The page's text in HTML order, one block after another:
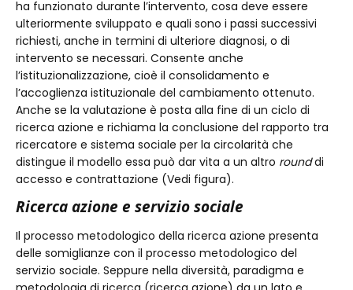
ha funzionato durante l’intervento, cosa deve essere
ulteriormente sviluppato e quali sono i passi successivi
richiesti, anche in termini di ulteriore diagnosi, o di
intervento se necessari. Consente anche
l’istituzionalizzazione, cioè il consolidamento e
l’accoglienza istituzionale del cambiamento ottenuto.
Anche se la valutazione è posta alla fine di un ciclo di
ricerca azione e richiama la conclusione del rapporto tra
ricercatore e sistema sociale per la circolarità che
distingue il modello essa può dar vita a un altro rounddi
accesso e contrattazione (Vedi figura).
Ricerca azione e servizio sociale
Il processo metodologico della ricerca azione presenta
delle somiglianze con il processo metodologico del
servizio sociale. Seppure nella diversità, paradigma e